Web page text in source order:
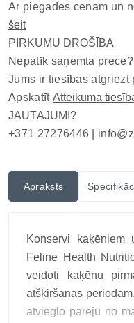
Ar piegādes cenām un
šeit
PIRKUMU DROŠĪBA
Nepatīk saņemta prece?
Jums ir tiesības atgriezt
Apskatīt Atteikuma
JAUTĀJUMI?
+371 27276446 |
Apraksts
Konservi
Feline Health
veidoti kaķēnu
atšķiršanas
atvieglo pāreju no